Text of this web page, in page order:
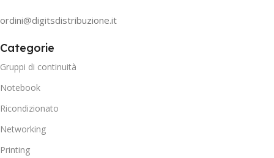
ordini@digitsdistribuzione.it
Categorie
Gruppi di continuità
Notebook
Ricondizionato
Networking
Printing